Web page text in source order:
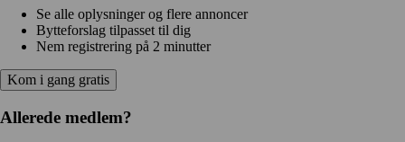
Se alle oplysninger og flere annoncer
Bytteforslag tilpasset til dig
Nem registrering på 2 minutter
Kom i gang gratis
Allerede medlem?